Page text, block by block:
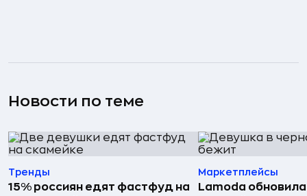
Новости по теме
Тренды
15% россиян едят фастфуд на
Маркетплейсы
Lamoda